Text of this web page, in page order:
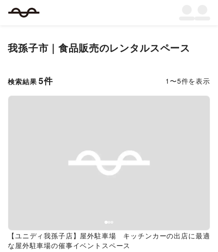
我孫子市 ｜食品販売のレンタルスペース
検索結果 5件 1 〜5件を表示
Previous slide
【ユニディ我孫子店】屋外駐車場 キッチンカーの出店に最適
な屋外駐車場の催事イベントスペース